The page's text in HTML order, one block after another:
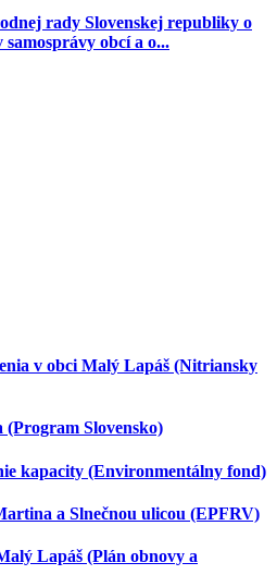
rady Slovenskej republiky o
obcí a o...
v obci Malý Lapáš (Nitriansky
(Program Slovensko)
kapacity (Environmentálny fond)
a Slnečnou ulicou (EPFRV)
Lapáš (Plán obnovy a